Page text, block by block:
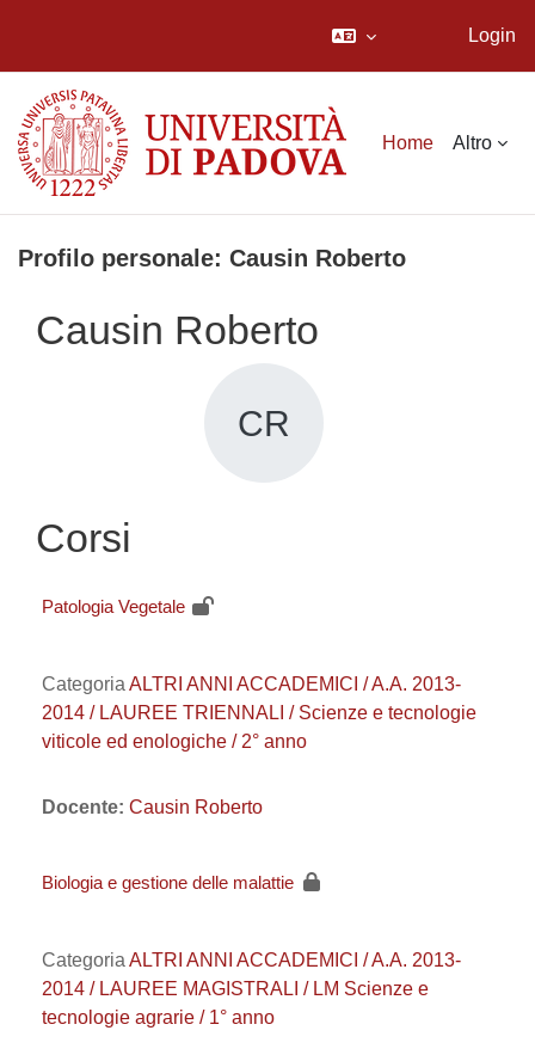
Login
Home Altro
Profilo personale: Causin Roberto
Causin Roberto
CR
Corsi
Patologia Vegetale
Categoria ALTRI ANNI ACCADEMICI / A.A. 2013-
2014 / LAUREE TRIENNALI / Scienze e tecnologie
viticole ed enologiche / 2° anno
Docente: Causin Roberto
Biologia e gestione delle malattie
Categoria ALTRI ANNI ACCADEMICI / A.A. 2013-
2014 / LAUREE MAGISTRALI / LM Scienze e
tecnologie agrarie / 1° anno